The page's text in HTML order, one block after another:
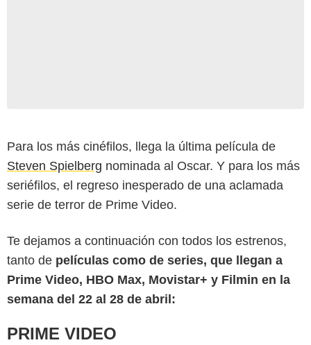
Para los más cinéfilos, llega la última película de
Steven Spielberg nominada al Oscar. Y para los más
seriéfilos, el regreso inesperado de una aclamada
serie de terror de Prime Video.
Te dejamos a continuación con todos los estrenos,
tanto de películas como de series, que llegan a
Prime Video, HBO Max, Movistar+ y Filmin en la
semana del 22 al 28 de abril:
PRIME VIDEO